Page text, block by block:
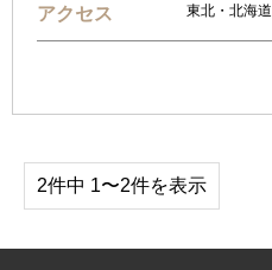
アクセス 東北・北海
2件中 1〜2件を表示